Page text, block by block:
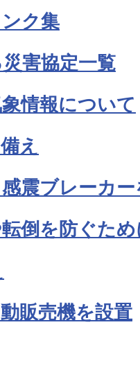
ク集
害協定一覧
情報について
え
震ブレーカ
倒を防ぐた
販売機を設置